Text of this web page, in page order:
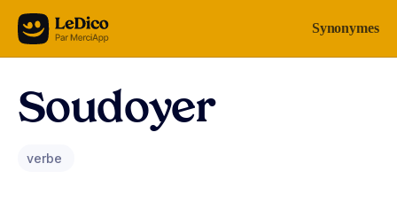
Aller au contenu Synonymes
Soudoyer
verbe